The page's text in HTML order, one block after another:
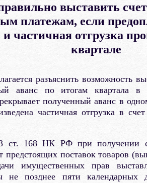
выставить
платежам, если
и частичная отгрузка
квартале
разъяснить возможность
аванс по итогам квартала в
полученный аванс в
частичная отгрузка в
ст. 168 НК РФ при получении
предстоящих поставок товаров
имущественных прав
не позднее пяти